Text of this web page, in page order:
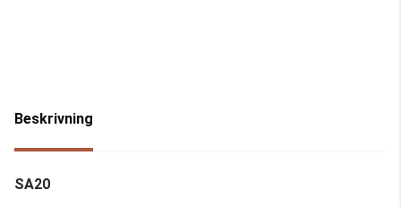
Beskrivning
SA20